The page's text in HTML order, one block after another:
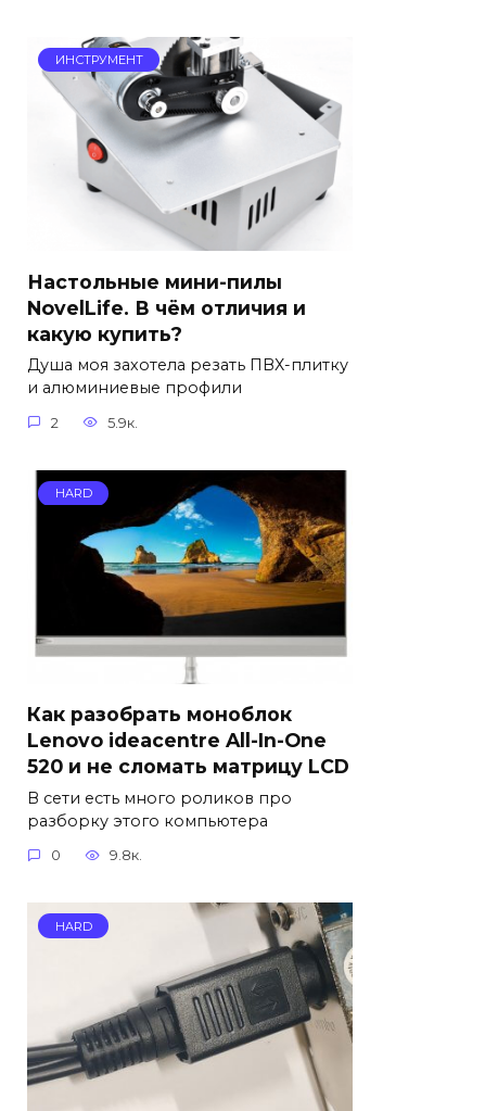
ИНСТРУМЕНТ
Настольные мини-пилы
NovelLife. В чём отличия и
какую купить?
Душа моя захотела резать ПВХ-плитку
и алюминиевые профили
2 5.9к.
HARD
Как разобрать моноблок
Lenovo ideacentre All-In-One
520 и не сломать матрицу LCD
В сети есть много роликов про
разборку этого компьютера
0 9.8к.
HARD